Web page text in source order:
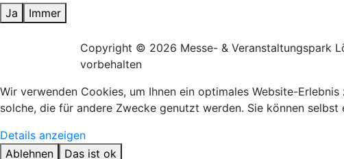
Ja Immer
Copyright © 2026 Messe- & Veranstaltungspark
vorbehalten
Wir verwenden Cookies, um Ihnen ein optimales Website-
solche, die für andere Zwecke genutzt werden. Sie können
Details anzeigen
Ablehnen
Das ist ok